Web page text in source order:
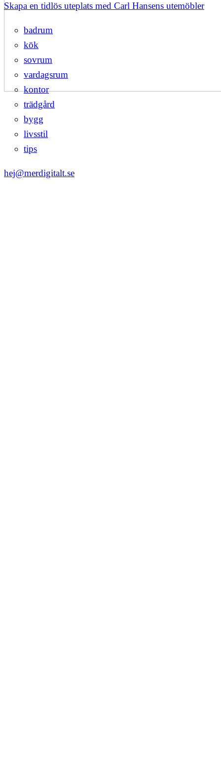
Skapa en tidlös uteplats med Carl Hansens utemöbler
badrum
kök
sovrum
vardagsrum
kontor
trädgård
bygg
livsstil
tips
hej@merdigitalt.se